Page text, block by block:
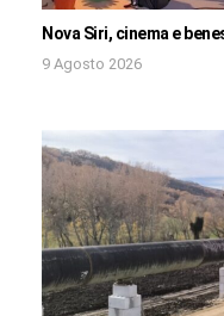
Nova Siri, cinema e
9 Agosto 2026